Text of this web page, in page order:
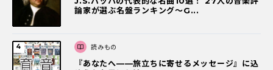
論家が選ぶ名盤ランキング〜G...
読みもの
『あなたへ――旅立ちに寄せるメッセージ』に込